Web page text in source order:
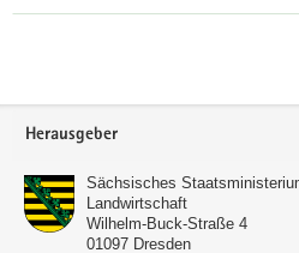
Footer-
Herausgeber
Sächsisches
Landwirtschaft
Wilhelm-Buck-Straße 4
01097 Dresden